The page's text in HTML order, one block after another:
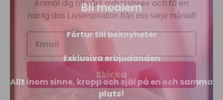
Bli medlem
Förtur till boknyheter
Exklusiva erbjudanden
Allt inom sinne, kropp och själ på en och samma
plats!
härlig dosLivsinspiration från oss varje månad!
Skicka